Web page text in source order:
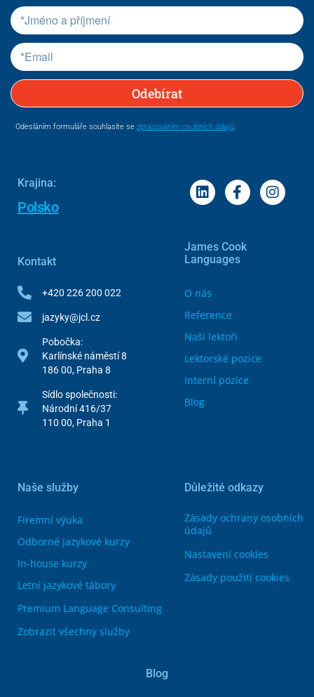
Odebírat
Odesláním formuláře souhlasíte se zpracováním osobních údajů
Krajina:
Polsko
Kontakt
+420 226 200 022
jazyky@jcl.cz
Pobočka:
Karlínské náměstí 8
186 00, Praha 8
Sídlo společnosti:
Národní 416/37
110 00, Praha 1
James Cook
Languages
O nás
Reference
Naši lektoři
Lektorské pozice
Interní pozice
Blog
Naše služby
Firemní výuka
Odborné jazykové kurzy
In-house kurzy
Letní jazykové tábory
Premium Language Consulting
Zobrazit všechny služby
Důležité odkazy
Zásady ochrany osobních
údajů
Nastavení cookies
Zásady použití cookies
Blog